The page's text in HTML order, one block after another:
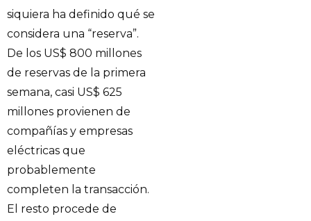
siquiera ha definido qué se
considera una “reserva”.
De los US$ 800 millones
de reservas de la primera
semana, casi US$ 625
millones provienen de
compañías y empresas
eléctricas que
probablemente
completen la transacción.
El resto procede de